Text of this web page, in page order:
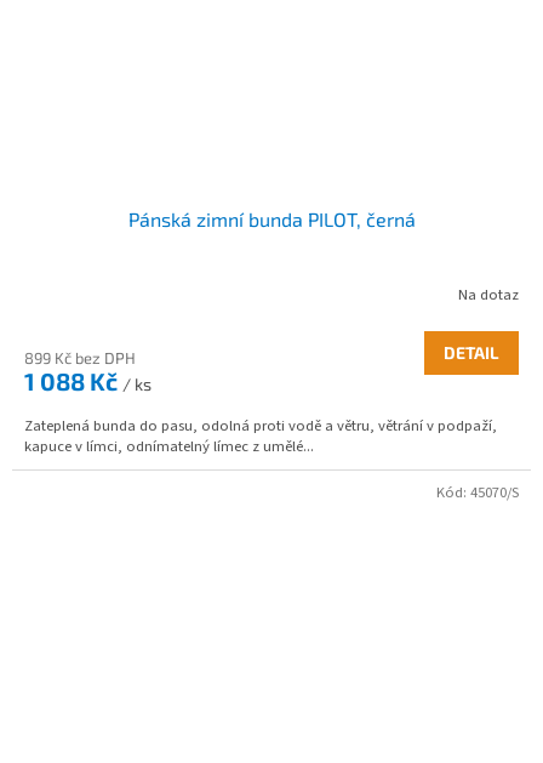
Pánská zimní bunda PILOT, černá
Na dotaz
899 Kč bez DPH
1 088 Kč / ks
DETAIL
Zateplená bunda do pasu, odolná proti vodě a větru, větrání v podpaží,
kapuce v límci, odnímatelný límec z umělé...
Kód: 45070/S